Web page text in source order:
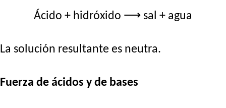
Ácido + hidróxido ⟶ sal + agua
La solución resultante es neutra.
Fuerza de ácidos y de bases